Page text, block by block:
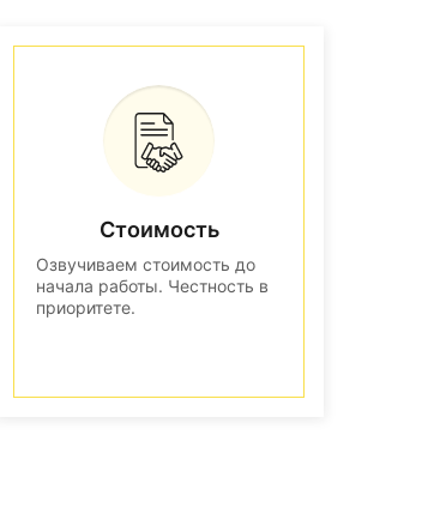
Стоимость
Озвучиваем стоимость до
начала работы. Честность в
приоритете.